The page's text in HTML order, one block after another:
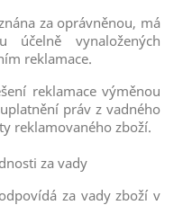
za oprávněnou, má
vynaložených
reklamace.
reklamace výměnou
práv z vadného
reklamovaného zboží.
za vady
za vady zboží v